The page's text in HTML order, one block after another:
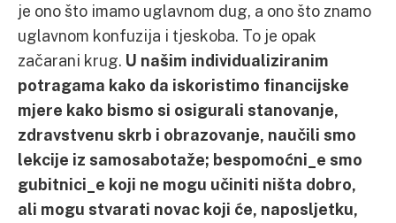
je ono što imamo uglavnom dug, a ono što znamo
uglavnom konfuzija i tjeskoba. To je opak
začarani krug. U našim individualiziranim
potragama kako da iskoristimo financijske
mjere kako bismo si osigurali stanovanje,
zdravstvenu skrb i obrazovanje, naučili smo
lekcije iz samosabotaže; bespomoćni_e smo
gubitnici_e koji ne mogu učiniti ništa dobro,
ali mogu stvarati novac koji će, naposljetku,